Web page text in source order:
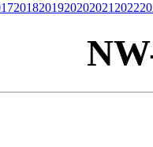
2018201920202021 2022